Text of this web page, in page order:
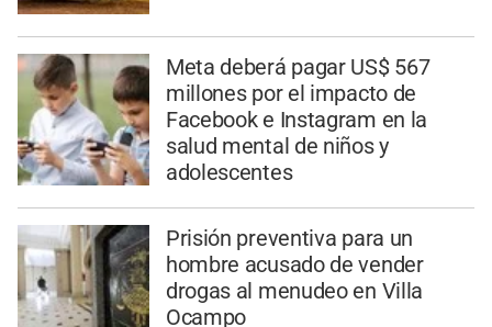
Meta deberá pagar US$ 567
millones por el impacto de
Facebook e Instagram en la
salud mental de niños y
adolescentes
Prisión preventiva para un
hombre acusado de vender
drogas al menudeo en Villa
Ocampo